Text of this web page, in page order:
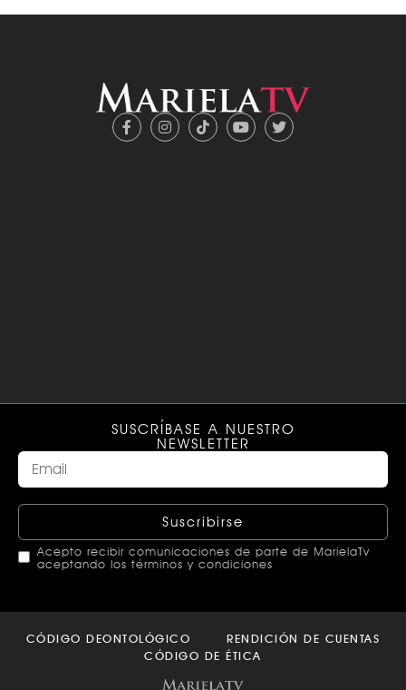
SUSCRÍBASE A NUESTRO
NEWSLETTER
Suscribirse
Acepto recibir comunicaciones de parte de MarielaTv
aceptando los términos y condiciones
should
CÓDIGO DEONTOLÓGICO
RENDICIÓN DE CUENTAS
CÓDIGO DE ÉTICA